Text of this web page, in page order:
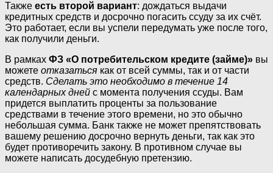
Также есть второй вариант: дождаться выдачи
кредитных средств и досрочно погасить ссуду за их счёт.
Это работает, если вы успели передумать уже после того,
как получили деньги.
В рамках ФЗ «О потребительском кредите (займе)» вы
можете отказаться как от всей суммы, так и от части
средств. Сделать это необходимо в течение 14
календарных дней с момента получения ссуды. Вам
придется выплатить проценты за пользование
средствами в течение этого времени, но это обычно
небольшая сумма. Банк также не может препятствовать
вашему решению досрочно вернуть деньги, так как это
будет противоречить закону. В противном случае вы
можете написать досудебную претензию.